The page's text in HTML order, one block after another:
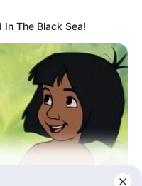
The Black Sea!